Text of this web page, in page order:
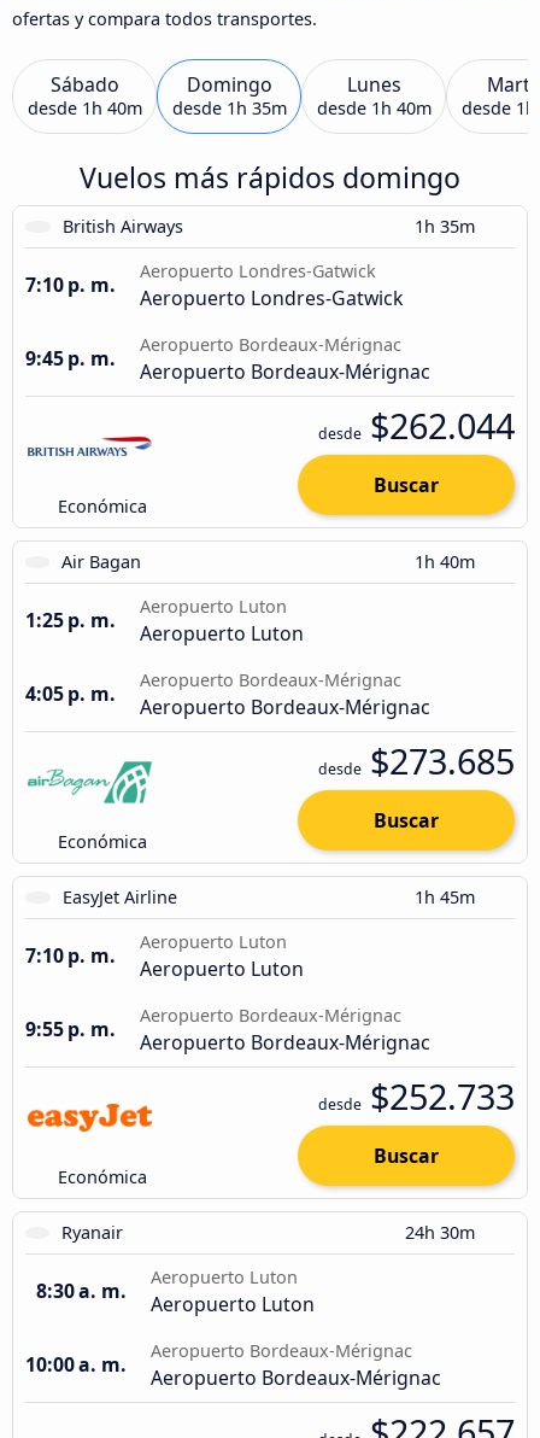
ofertas y compara todos transportes.
Sábado
desde 1h 40m
Domingo
desde 1h 35m
Lunes
desde 1h 40m desde
Vuelos más rápidos domingo
British Airways 1h 35m
7:10 p. m.
Aeropuerto Londres-Gatwick
Aeropuerto Londres-Gatwick
9:45 p. m.
Aeropuerto Bordeaux-Mérignac
Aeropuerto Bordeaux-Mérignac
Económica
desde $262.044
Buscar
Air Bagan 1h 40m
1:25 p. m.
Aeropuerto Luton
Aeropuerto Luton
4:05 p. m.
Aeropuerto Bordeaux-Mérignac
Aeropuerto Bordeaux-Mérignac
Económica
desde $273.685
Buscar
EasyJet Airline 1h 45m
7:10 p. m.
Aeropuerto Luton
Aeropuerto Luton
9:55 p. m.
Aeropuerto Bordeaux-Mérignac
Aeropuerto Bordeaux-Mérignac
Económica
desde $252.733
Buscar
Ryanair 24h 30m
8:30 a. m.
Aeropuerto Luton
Aeropuerto Luton
10:00 a. m.
Aeropuerto Bordeaux-Mérignac
Aeropuerto Bordeaux-Mérignac